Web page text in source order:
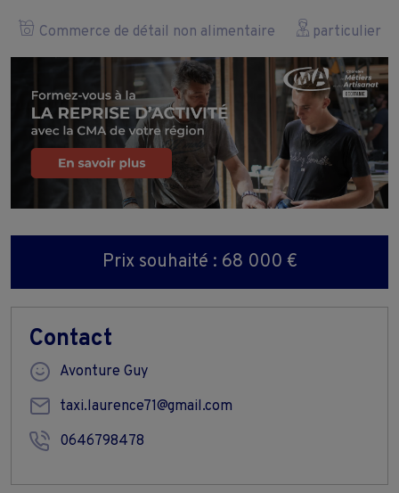
Commerce de détail non alimentaire particulier
Prix souhaité : 68 000 €
Contact
Avonture Guy
taxi.laurence71@gmail.com
0646798478